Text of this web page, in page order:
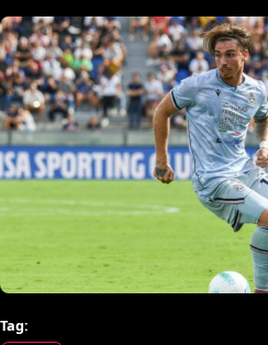
Tag: